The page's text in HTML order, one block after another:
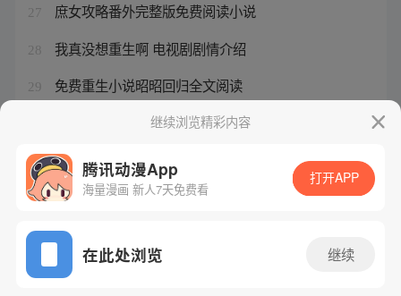
27 庶女攻略番外完整版免费阅读小说
28 我真没想重生啊 电视剧剧情介绍
29 免费重生小说昭昭回归全文阅读
陈汉升最后和谁在一起第几章
继续浏览精彩内容
腾讯动漫App
海量漫画 新人7天免费看
打开APP
在此处浏览 继续
网站备案/许可证号：粤B2-20090059-5
Copyright©1998 - 2026 Tencent. All Rights Reserved